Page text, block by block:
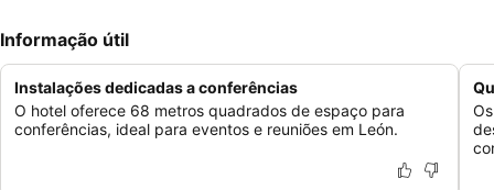
Informação útil
Instalações dedicadas a conferências
O hotel oferece 68 metros quadrados de espaço para
conferências, ideal para eventos e reuniões em León.